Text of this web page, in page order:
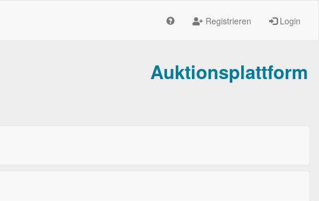
Registrieren Login
Auktionsplattform